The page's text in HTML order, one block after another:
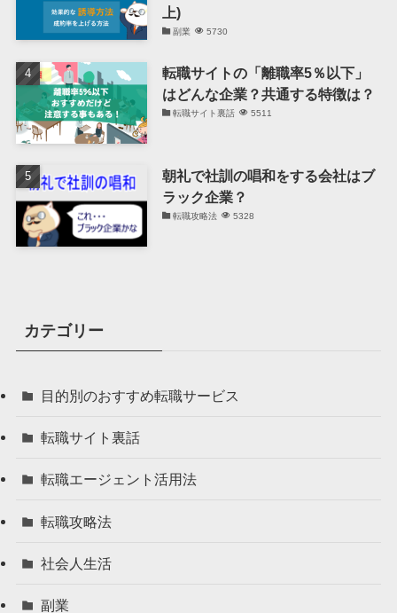
上)
副業 5730
転職サイトの「離職率5％以下」
はどんな企業？共通する特徴は？
転職サイト裏話 5511
朝礼で社訓の唱和をする会社はブ
ラック企業？
転職攻略法 5328
カテゴリー
目的別のおすすめ転職サービス
転職サイト裏話
転職エージェント活用法
転職攻略法
社会人生活
副業